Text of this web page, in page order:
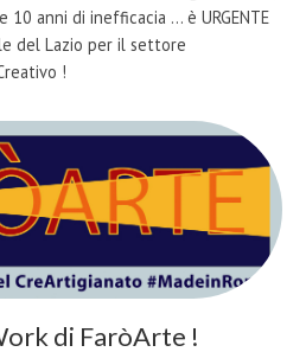
anni di inefficacia ... è URGENTE
del Lazio per il settore
!
di FaròArte !